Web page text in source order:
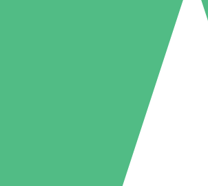
5 Descargas
15